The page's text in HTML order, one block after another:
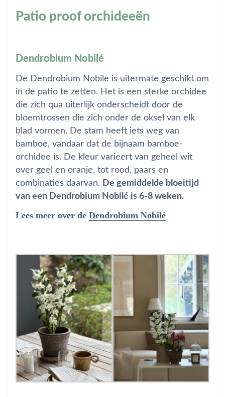
Patio proof orchideeën
Dendrobium Nobilé
De Dendrobium Nobile is uitermate geschikt om
in de patio te zetten. Het is een sterke orchidee
die zich qua uiterlijk onderscheidt door de
bloemtrossen die zich onder de oksel van elk
blad vormen. De stam heeft iets weg van
bamboe, vandaar dat de bijnaam bamboe-
orchidee is. De kleur varieert van geheel wit
over geel en oranje, tot rood, paars en
combinaties daarvan. De gemiddelde bloeitijd
van een Dendrobium Nobilé is 6-8 weken.
Lees meer over de Dendrobium Nobilé